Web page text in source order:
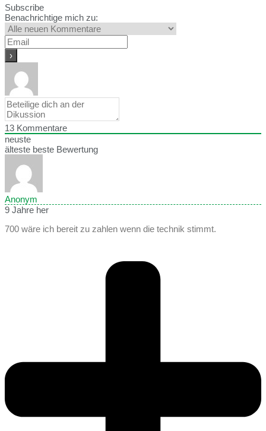
Subscribe
Benachrichtige mich zu:
13 Kommentare
neuste
älteste beste Bewertung
Anonym
9 Jahre her
700 wäre ich bereit zu zahlen wenn die technik stimmt.